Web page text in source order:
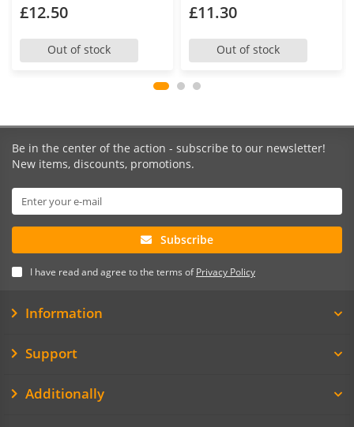
£12.50
Out of stock
£11.30
Out of stock
Be in the center of the action - subscribe to our newsletter!
New items, discounts, promotions.
Subscribe
I have read and agree to the terms ofPrivacy Policy
Information
Support
Additionally